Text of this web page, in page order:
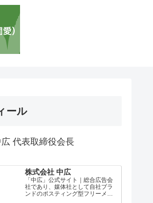
ール
代表取締役会長
株式会社 中広
「中広」公式サイト｜総合広告会
社であり、媒体社として自社ブラ
ンドのポスティング型フリーメデ